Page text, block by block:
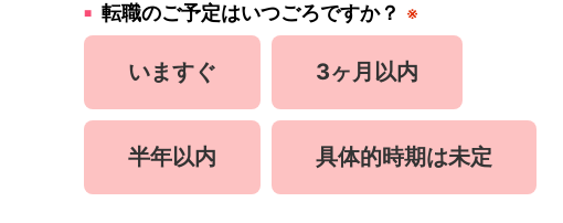
転職のご予定はいつごろですか？ ※
いますぐ 3ヶ月以内
半年以内 具体的時期は未定